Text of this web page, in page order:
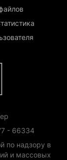
- 66334
по надзору в
и массовых